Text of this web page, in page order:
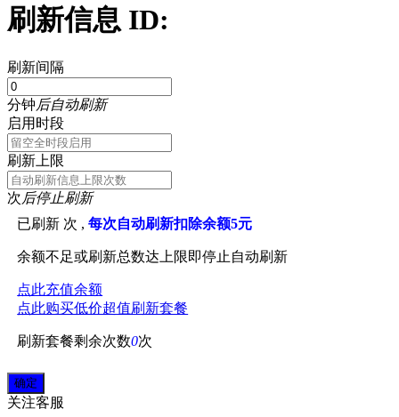
刷新信息 ID:
刷新间隔
分钟后自动刷新
启用时段
刷新上限
次后停止刷新
已刷新 次 ,每次自动刷新扣除余额5元
余额不足或刷新总数达上限即停止自动刷新
点此充值余额
点此购买低价超值刷新套餐
刷新套餐剩余次数0次
关注客服